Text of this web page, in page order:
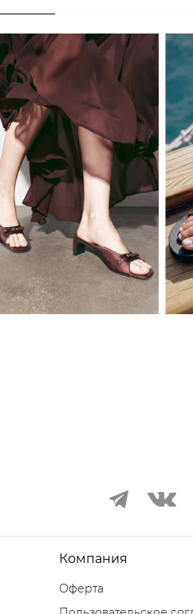
36 37 38 39 40 41
Компания
Оферта